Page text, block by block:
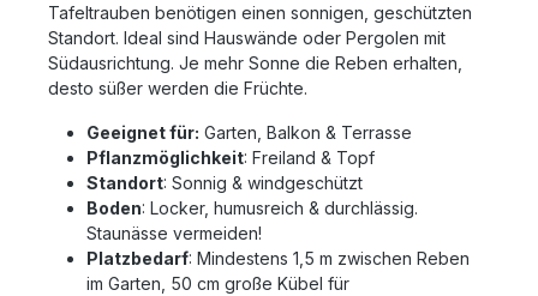
Tafeltrauben benötigen einen sonnigen, geschützten
Standort. Ideal sind Hauswände oder Pergolen mit
Südausrichtung. Je mehr Sonne die Reben erhalten,
desto süßer werden die Früchte.
Geeignet für: Garten, Balkon & Terrasse
Pflanzmöglichkeit: Freiland & Topf
Standort: Sonnig & windgeschützt
Boden: Locker, humusreich & durchlässig.
Staunässe vermeiden!
Platzbedarf: Mindestens 1,5 m zwischen Reben
im Garten, 50 cm große Kübel für